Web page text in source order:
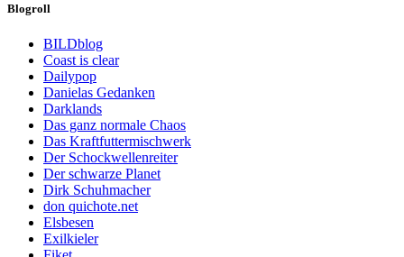
Blogroll
BILDblog
Coast is clear
Dailypop
Danielas Gedanken
Darklands
Das ganz normale Chaos
Das Kraftfuttermischwerk
Der Schockwellenreiter
Der schwarze Planet
Dirk Schuhmacher
don quichote.net
Elsbesen
Exilkieler